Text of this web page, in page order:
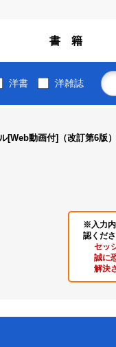
書 籍
洋書 洋雑誌
[Web動画付]（改訂第6版）
※入力内
認くださ
セッ
誠に
解決